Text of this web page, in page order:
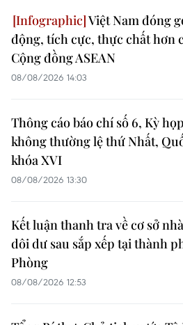
Việt Nam đóng
động, tích cực, thực chất hơn
Cộng đồng ASEAN
08/08/2026 14:03
Thông cáo báo chí số 6, Kỳ họp
không thường lệ thứ Nhất,
khóa XVI
08/08/2026 13:30
Kết luận thanh tra về cơ sở
dôi dư sau sắp xếp tại thành
Phòng
08/08/2026 12:53